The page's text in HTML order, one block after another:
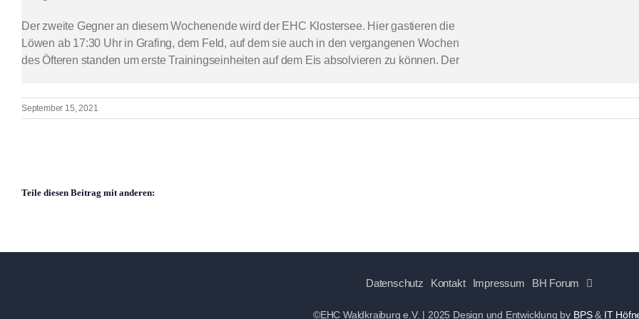
Der zweite Gegner an diesem Wochenende wird der EHC Klostersee. Hier gastieren die
Löwen ab 17:30 Uhr in Grafing, dem Feld, auf dem sie auch in den vergangenen Wochen
des Öfteren standen um erste Trainingseinheiten auf dem Eis absolvieren zu können. Der
September 15, 2021
Teile diesen Beitrag mit anderen:
Datenschutz Kontakt Impressum BH Forum
©EHC Waldkraiburg e.V. | 2025 Design und Entwicklung by BPS& IT